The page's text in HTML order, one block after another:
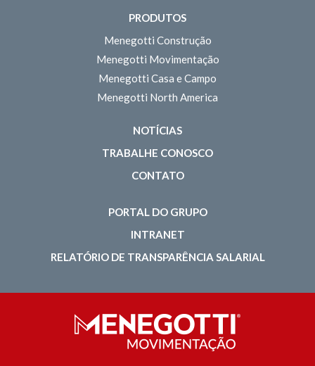
PRODUTOS
Menegotti Construção
Menegotti Movimentação
Menegotti Casa e Campo
Menegotti North America
NOTÍCIAS
TRABALHE CONOSCO
CONTATO
PORTAL DO GRUPO
INTRANET
RELATÓRIO DE TRANSPARÊNCIA SALARIAL